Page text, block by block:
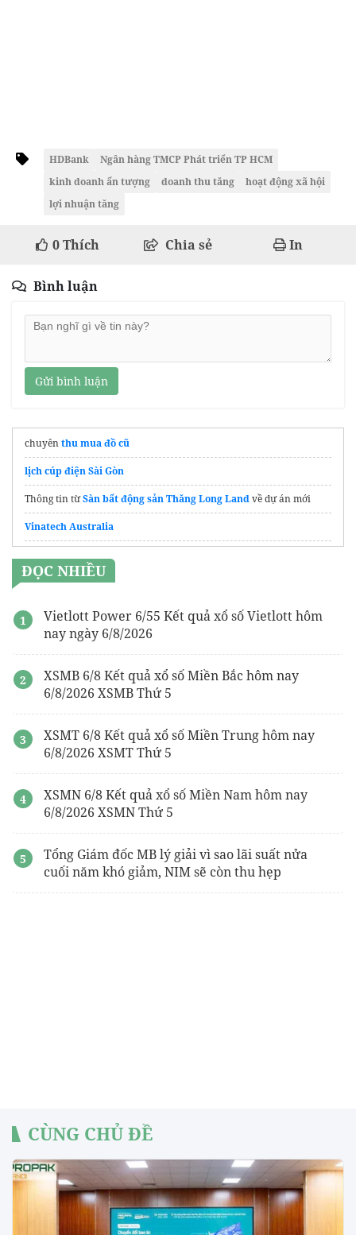
HDBank
Ngân hàng TMCP Phát triển TP HCM
kinh doanh ấn tượng
doanh thu tăng
hoạt động xã hội
lợi nhuận tăng
0Thích Chia sẻ In
Bình luận
Gửi bình luận
chuyênthu mua đồ cũ
lịch cúp điện Sài Gòn
Thông tin từSàn bất động sản Thăng Long Landvề dự án mới
Vinatech Australia
Ba chỉ úc
gói hút ẩm
công ty sản xuất túi giấy
Xưởng mayđồng phục cafe đẹp
ĐỌC NHIỀU
Vietlott Power 6/55 Kết quả xổ số Vietlott hôm
nay ngày 6/8/2026
XSMB 6/8 Kết quả xổ số Miền Bắc hôm nay
6/8/2026 XSMB Thứ 5
XSMT 6/8 Kết quả xổ số Miền Trung hôm nay
6/8/2026 XSMT Thứ 5
XSMN 6/8 Kết quả xổ số Miền Nam hôm nay
6/8/2026 XSMN Thứ 5
Tổng Giám đốc MB lý giải vì sao lãi suất nửa
cuối năm khó giảm, NIM sẽ còn thu hẹp
CÙNG CHỦ ĐỀ